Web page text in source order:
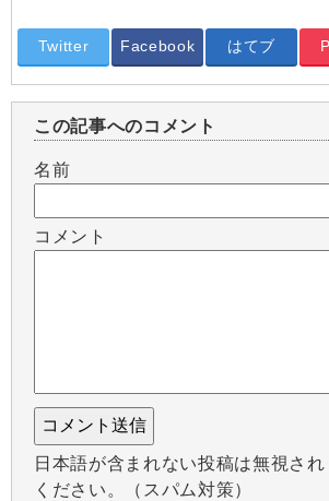
Twitter Facebook はてブ
この記事へのコメント
名前
コメント
日本語が含まれない投稿は無視さ
ください。（スパム対策）